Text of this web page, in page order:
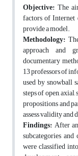
Objective: The
factors of
provide a model.
Methodology:
approach and
documentary
13 professors of
used by snowball
steps of open,
propositions and
assess validity
Findings:After
subcategories
were classified